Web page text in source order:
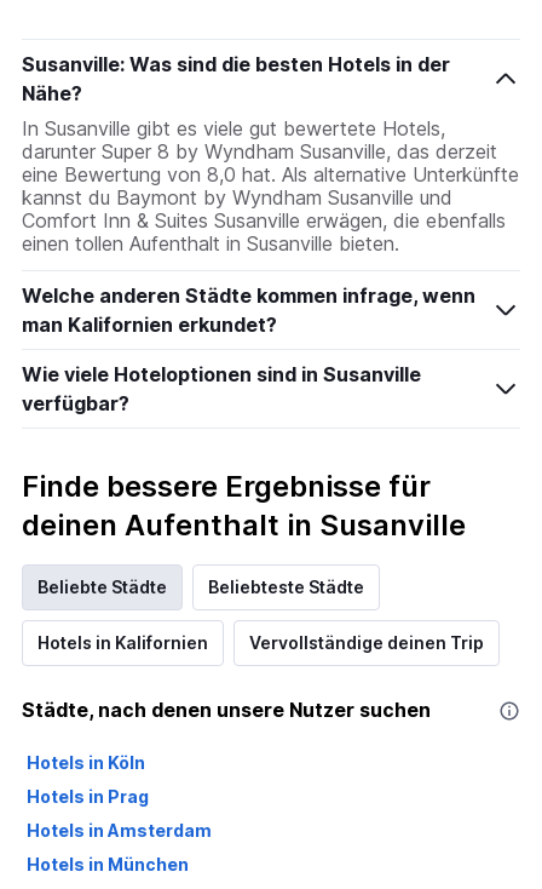
Susanville: Was sind die besten Hotels in der
Nähe?
In Susanville gibt es viele gut bewertete Hotels,
darunter Super 8 by Wyndham Susanville, das derzeit
eine Bewertung von 8,0 hat. Als alternative Unterkünfte
kannst du Baymont by Wyndham Susanville und
Comfort Inn & Suites Susanville erwägen, die ebenfalls
einen tollen Aufenthalt in Susanville bieten.
Welche anderen Städte kommen infrage, wenn
man Kalifornien erkundet?
Wie viele Hoteloptionen sind in Susanville
verfügbar?
Finde bessere Ergebnisse für
deinen Aufenthalt in Susanville
Beliebte Städte Beliebteste Städte
Hotels in Kalifornien Vervollständige deinen Trip
Städte, nach denen unsere Nutzer suchen
Hotels in Köln
Hotels in Prag
Hotels in Amsterdam
Hotels in München